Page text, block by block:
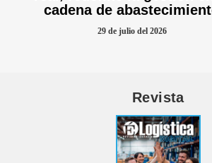
cadena de
29 de julio del 2026
Revista